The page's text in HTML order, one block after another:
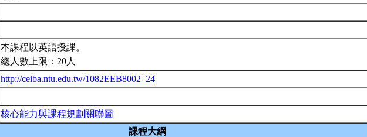
本課程以英語授課。
總人數上限：20人
http://ceiba.ntu.edu.tw/1082EEB8002_24
核心能力與課程規劃關聯圖
課程大綱